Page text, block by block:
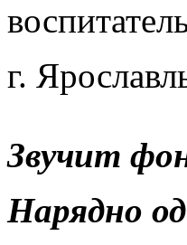
г.
Звучит
Нарядно